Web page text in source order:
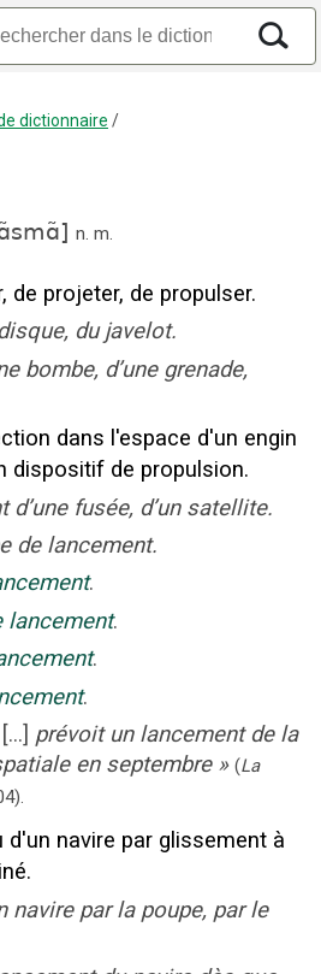
dictionnaire /
] n. m.
de projeter, de propulser.
du javelot.
bombe, d’une grenade,
dans l'espace d'un engin
dispositif de propulsion.
d’une fusée, d’un satellite.
de lancement.
.
lancement.
.
.
[...] prévoit un lancement de la
en septembre » (La
).
d'un navire par glissement à
navire par la poupe, par le